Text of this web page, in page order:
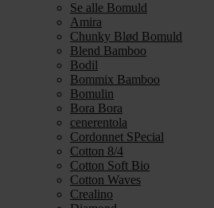
Se alle Bomuld
Amira
Chunky Blød Bomuld
Blend Bamboo
Bodil
Bommix Bamboo
Bomulin
Bora Bora
cenerentola
Cordonnet SPecial
Cotton 8/4
Cotton Soft Bio
Cotton Waves
Crealino